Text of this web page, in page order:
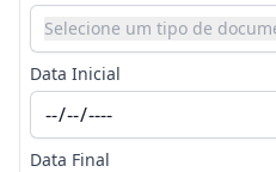
Selecione um tipo de
Data Inicial
Data Final